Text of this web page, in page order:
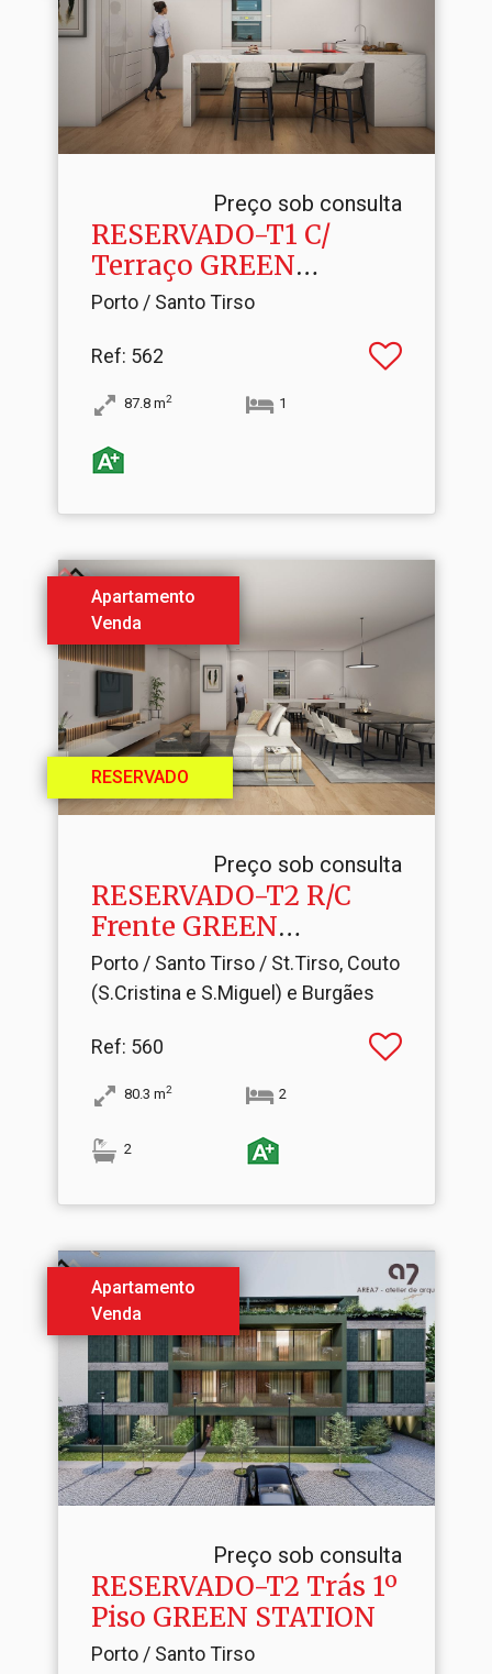
Preço sob consulta
RESERVADO-T1 C/
Terraço GREEN
STATION
Porto / Santo Tirso
Ref: 562
87.8 m2 1
Apartamento
Venda
RESERVADO
Preço sob consulta
RESERVADO-T2 R/C
Frente GREEN
STATION
Porto / Santo Tirso / St.Tirso, Couto
(S.Cristina e S.Miguel) e Burgães
Ref: 560
80.3 m2 2
2
Apartamento
Venda
Preço sob consulta
RESERVADO-T2 Trás 1º
Piso GREEN STATION
Porto / Santo Tirso